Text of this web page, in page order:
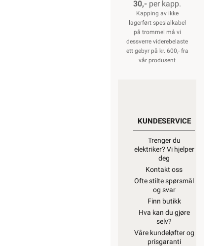
30,- per kapp.
Kapping av ikke
lagerført spesialkabel
på trommel må vi
dessverre viderebelaste
ett gebyr på kr. 600,- fra
vår produsent
KUNDESERVICE
Trenger du
elektriker? Vi hjelper
deg
Kontakt oss
Ofte stilte spørsmål
og svar
Finn butikk
Hva kan du gjøre
selv?
Våre kundeløfter og
prisgaranti